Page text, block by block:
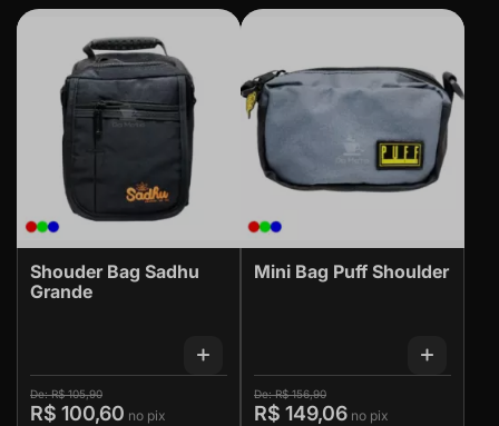
Shouder Bag Sadhu
Grande
R$ 105,90
R$ 100,60
Mini Bag Puff Shoulder
R$ 156,90
R$ 149,06